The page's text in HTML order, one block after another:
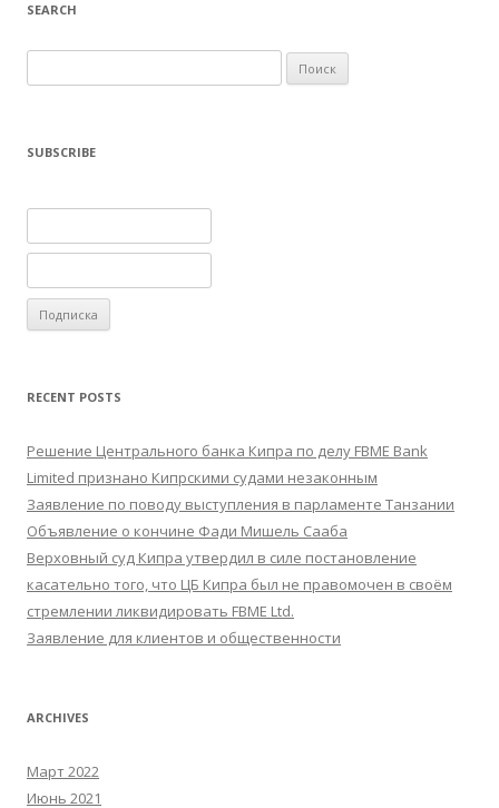
SEARCH
SUBSCRIBE
RECENT POSTS
Решение Центрального банка Кипра по делу FBME Bank
Limited признано Кипрскими судами незаконным
Заявление по поводу выступления в парламенте Танзании
Объявление о кончине Фади Мишель Сааба
Верховный суд Кипра утвердил в силе постановление
касательно того, что ЦБ Кипра был не правомочен в своём
стремлении ликвидировать FBME Ltd.
Заявление для клиентов и общественности
ARCHIVES
Март 2022
Июнь 2021